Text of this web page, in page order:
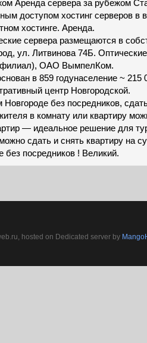
Аренда сервера за рубежом
доступом хостинг серверов в
хостинге. Аренда.
сервера размещаются в
ул. Литвинова 74Б.
филиал), ОАО ВымпелКом.
в 859 годунаселение ~ 215
центр Новгородской.
без посредников,
в комнату или квартиру
— идеальное решение для
сдать и снять квартиру на
без посредников ! Великий.
hosted on Dedicated server by